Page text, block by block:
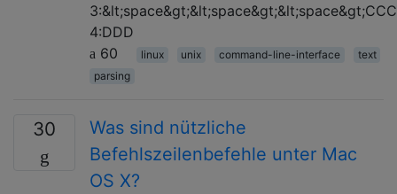
3:&lt;space&gt;&lt;space&gt;&lt;space&gt;CCC
4:DDD
60
linux unix command-line-interface
text
parsing
30
Was sind nützliche
Befehlszeilenbefehle unter Mac
OS X?